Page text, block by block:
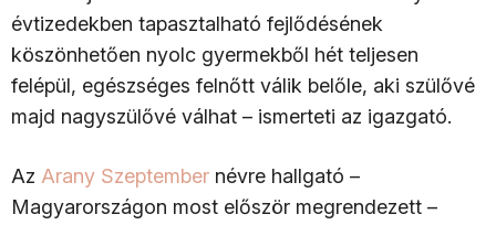
évtizedekben tapasztalható fejlődésének
köszönhetően nyolc gyermekből hét teljesen
felépül, egészséges felnőtt válik belőle, aki szülővé
majd nagyszülővé válhat – ismerteti az igazgató.
Az Arany Szeptember névre hallgató –
Magyarországon most először megrendezett –